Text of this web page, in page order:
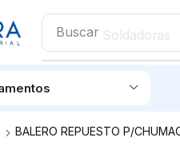
Buscar Soldadoras
BALERO REPUESTO P/